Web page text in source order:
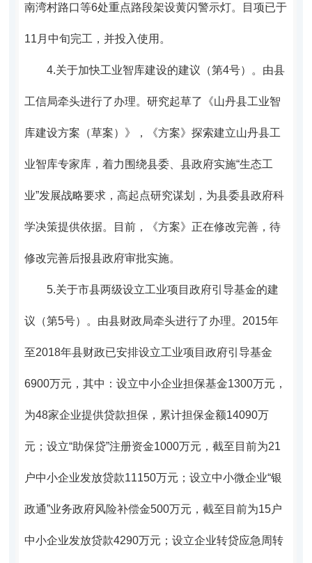
南湾村路口等6处重点路段架设黄闪警示灯。目项已于
11月中旬完工，并投入使用。
4.关于加快工业智库建设的建议（第4号）。 由县
工信局牵头进行了办理。研究起草了《山丹县工业智
库建设方案（草案）》，《方案》 探索建立山丹县工
业智库专家库，着力围绕县委、县政府实施“生态工
业”发展战略要求，高起点研究谋划，为县委县政府科
学决策提供依据。 目前，《方案》正在修改完善，待
修改完善后报县政府审批实施。
5.关于市县两级设立工业项目政府引导基金的建
议（第5号）。 由县财政局牵头进行了办理。 2015年
至2018年县财政已安排设立工业项目政府引导基金
6900万元，其中：设立中小企业担保基金1300万元，
为48家企业提供贷款担保，累计担保金额14090万
元 ；设立“助保贷”注册资金1000万元，截至目前为21
户中小企业发放贷款11150万元；设立中小微企业“银
政通”业务政府风险补偿金500万元，截至目前为15户
中小企业发放贷款4290万元；设立企业转贷应急周转